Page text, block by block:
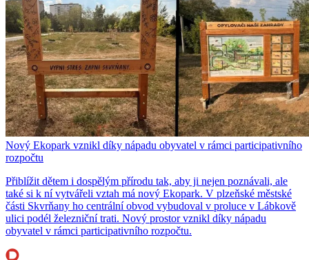
Nový Ekopark vznikl díky nápadu obyvatel v rámci participativního
rozpočtu
Přiblížit dětem i dospělým přírodu tak, aby ji nejen poznávali, ale
také si k ní vytvářeli vztah má nový Ekopark. V plzeňské městské
části Skvrňany ho centrální obvod vybudoval v proluce v Lábkově
ulici podél železniční trati. Nový prostor vznikl díky nápadu
obyvatel v rámci participativního rozpočtu.